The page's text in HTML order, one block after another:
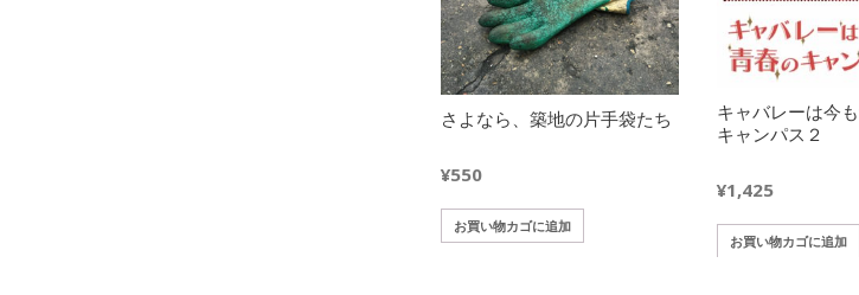
さよなら、築地の片手袋たち
¥550
お買い物カゴに追加
キャバレーは今
キャンパス２
¥1,425
お買い物カゴに追加